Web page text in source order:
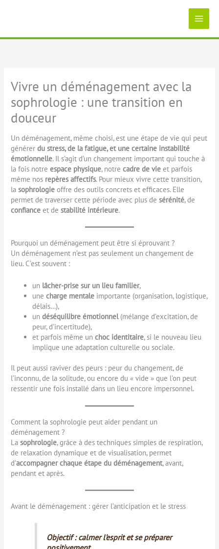
Vivre un déménagement avec la
sophrologie : une transition en
douceur
Un déménagement, même choisi, est une étape de vie qui peut
générerdu stress, de la fatigue, et une certaine instabilité
émotionnelle. Il s’agit d’un changement important qui touche à
la fois notreespace physique, notrecadre de vie et parfois
même nos repères affectifs. Pour mieux vivre cette transition,
lasophrologie offre des outils concrets et efficaces. Elle
permet de traverser cette période avec plus desérénité, de
confiance et destabilité intérieure.
Pourquoi un déménagement peut être si éprouvant ?
Un déménagement n’est pas seulement un changement de
lieu. C’est souvent :
un lâcher-prise sur un lieu familier,
unecharge mentale importante (organisation, logistique,
délais…),
undéséquilibre émotionnel(mélange d’excitation, de
peur, d’incertitude),
et parfois même unchoc identitaire, si le nouveau lieu
implique une adaptation culturelle ou sociale.
Il peut aussi raviver des peurs : peur du changement, de
l’inconnu, de la solitude, ou encore du « vide » que l’on peut
ressentir une fois installé dans un lieu encore impersonnel.
Comment la sophrologie peut aider pendant un
déménagement ?
La sophrologie, grâce à des techniques simples de respiration,
de relaxation dynamique et de visualisation, permet
d’accompagner chaque étape du déménagement, avant,
pendant et après.
Avant le déménagement : gérer l’anticipation et le stress
Objectif : calmer l’esprit et se préparer